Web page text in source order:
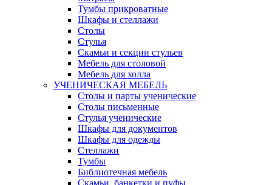
Тумбы прикроватные
Шкафы и стеллажи
Столы
Стулья
Скамьи и секции стульев
Мебель для столовой
Мебель для холла
УЧЕНИЧЕСКАЯ МЕБЕЛЬ
Столы и парты ученические
Столы письменные
Стулья ученические
Шкафы для документов
Шкафы для одежды
Стеллажи
Тумбы
Библиотечная мебель
Скамьи, банкетки и пуфы